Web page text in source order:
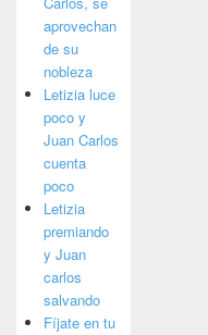
aprovechan
de su
nobleza
Letizia luce
poco y
Juan Carlos
cuenta
poco
Letizia
premiando
y Juan
carlos
salvando
Fíjate en tu